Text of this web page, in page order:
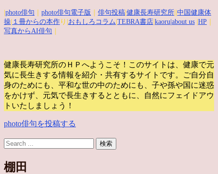
photo俳句 photo俳句電子版 俳句投稿 健康長寿研究所 中国健康体
操 １冊からの本作 り| おもしろコラム TEBRA書店 kaoru |about us HP
写真からAI俳句
健康長寿研究所のＨＰへようこそ！このサイトは、健康で元
気に長生きする情報を紹介・共有するサイトです。
ご自分自
身のためにも、平和な世の中のためにも、子や孫や国に迷惑
をかけず、元気で長生きするとともに、自然にフェイドアウ
トいたしましょう！
photo俳句を投稿する
棚田